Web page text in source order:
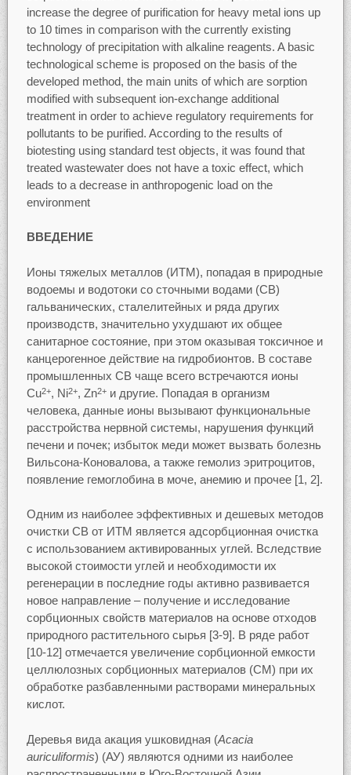
increase the degree of purification for heavy metal ions up
to 10 times in comparison with the currently existing
technology of precipitation with alkaline reagents. A basic
technological scheme is proposed on the basis of the
developed method, the main units of which are sorption
modified with subsequent ion-exchange additional
treatment in order to achieve regulatory requirements for
pollutants to be purified. According to the results of
biotesting using standard test objects, it was found that
treated wastewater does not have a toxic effect, which
leads to a decrease in anthropogenic load on the
environment
ВВЕДЕНИЕ
Ионы тяжелых металлов (ИТМ), попадая в природные
водоемы и водотоки со сточными водами (СВ)
гальванических, сталелитейных и ряда других
производств, значительно ухудшают их общее
санитарное состояние, при этом оказывая токсичное и
канцерогенное действие на гидробионтов. В составе
промышленных СВ чаще всего встречаются ионы
Cu2+, Ni2+, Zn2+и другие. Попадая в организм
человека, данные ионы вызывают функциональные
расстройства нервной системы, нарушения функций
печени и почек; избыток меди может вызвать болезнь
Вильсона-Коновалова, а также гемолиз эритроцитов,
появление гемоглобина в моче, анемию и прочее [1, 2].
Одним из наиболее эффективных и дешевых методов
очистки СВ от ИТМ является адсорбционная очистка
с использованием активированных углей. Вследствие
высокой стоимости углей и необходимости их
регенерации в последние годы активно развивается
новое направление – получение и исследование
сорбционных свойств материалов на основе отходов
природного растительного сырья [3-9]. В ряде работ
[10-12] отмечается увеличение сорбционной емкости
целлюлозных сорбционных материалов (СМ) при их
обработке разбавленными растворами минеральных
кислот.
Деревья вида акация ушковидная (Acacia
auriculiformis) (АУ) являются одними из наиболее